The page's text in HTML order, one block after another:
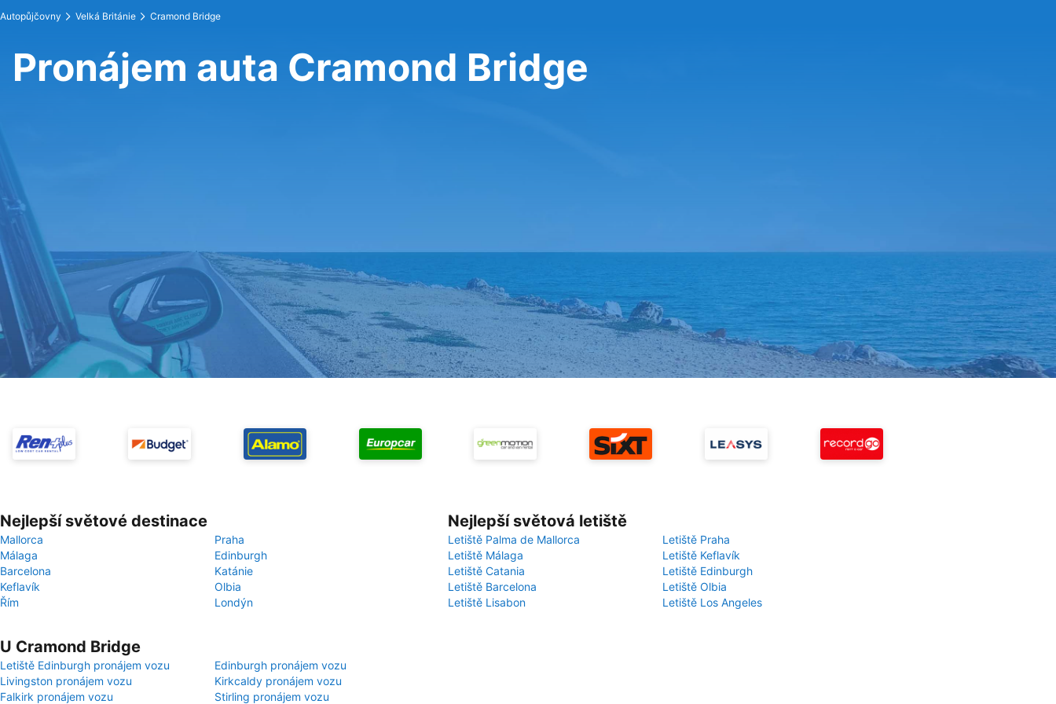
Autopůjčovny Velká Británie Cramond Bridge
Pronájem auta Cramond Bridge
Nejlepší světové destinace
Mallorca
Praha
Málaga
Edinburgh
Barcelona
Katánie
Keflavík
Olbia
Řím
Londýn
Nejlepší světová letiště
Letiště Palma de Mallorca
Letiště Praha
Letiště Málaga
Letiště Keflavík
Letiště Catania
Letiště Edinburgh
Letiště Barcelona
Letiště Olbia
Letiště Lisabon
Letiště Los Angeles
U Cramond Bridge
Letiště Edinburgh pronájem vozu
Edinburgh pronájem vozu
Livingston pronájem vozu
Kirkcaldy pronájem vozu
Falkirk pronájem vozu
Stirling pronájem vozu